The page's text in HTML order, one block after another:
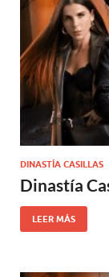
DINASTÍA CASILLAS
Dinastía
LEER MÁS